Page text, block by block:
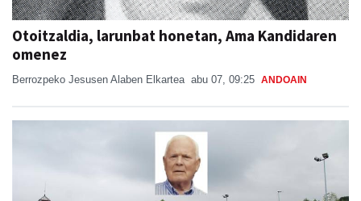
Otoitzaldia, larunbat honetan, Ama Kandidaren
omenez
Berrozpeko Jesusen Alaben Elkartea abu 07, 09:25 ANDOAIN